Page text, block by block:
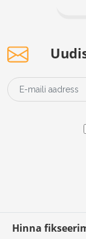
Hinna